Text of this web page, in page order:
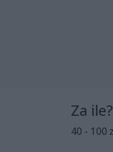
Za ile?
40 - 100